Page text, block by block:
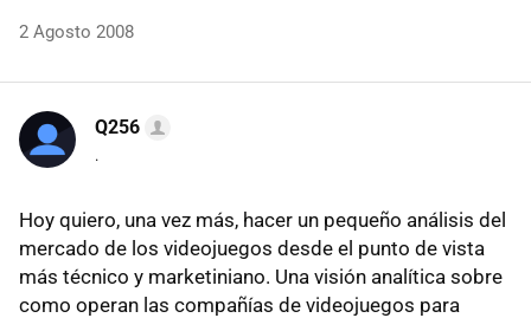
2 Agosto 2008
Q256
.
Hoy quiero, una vez más, hacer un pequeño análisis del
mercado de los videojuegos desde el punto de vista
más técnico y marketiniano. Una visión analítica sobre
como operan las compañías de videojuegos para